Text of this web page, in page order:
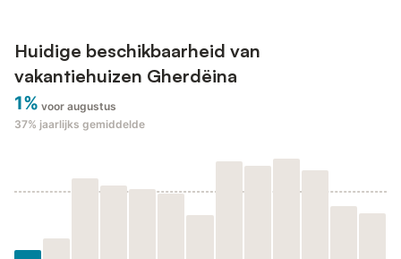
Huidige beschikbaarheid van
vakantiehuizen Gherdëina
1% voor augustus
37% jaarlijks gemiddelde